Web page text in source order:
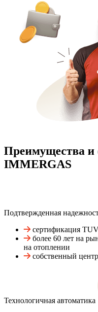
Преимущества и
IMMERGAS
Подтвержденная
сертификация
более 60 лет на
на отоплении
собственный
Технологичная автоматика